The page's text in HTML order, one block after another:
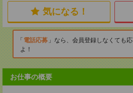
気になる！
電話応募
なら、会員登録しなくても
よ！
お仕事の概要